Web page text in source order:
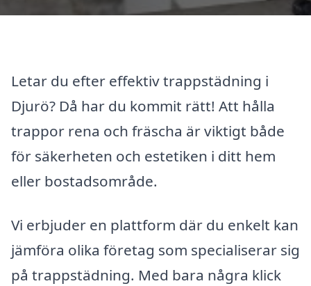
Letar du efter effektiv trappstädning i
Djurö? Då har du kommit rätt! Att hålla
trappor rena och fräscha är viktigt både
för säkerheten och estetiken i ditt hem
eller bostadsområde.
Vi erbjuder en plattform där du enkelt kan
jämföra olika företag som specialiserar sig
på trappstädning. Med bara några klick